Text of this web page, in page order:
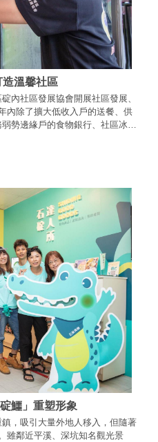
溫馨社區
內社區發展協會開展社區發展、
內除了擴大低收入戶的送餐、供
勢邊緣戶的食物銀行、社區冰箱
區就業率。
鱷」重塑形象
，吸引大量外地人移入，但隨著
雖鄰近平溪、深坑知名觀光景